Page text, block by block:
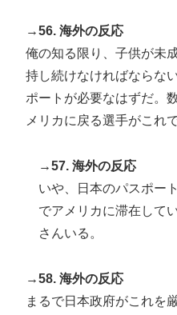
→56. 海外の反応
俺の知る限り、子供が未
持し続けなければならな
ポートが必要なはずだ。
メリカに戻る選手がこれ
→57. 海外の反応
いや、日本のパスポー
でアメリカに滞在して
さんいる。
→58. 海外の反応
まるで日本政府がこれを